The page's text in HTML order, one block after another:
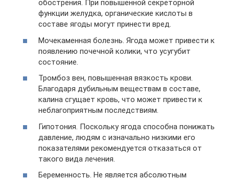
обострения. При повышенной секреторной
функции желудка, органические кислоты в
составе ягоды могут принести вред.
Мочекаменная болезнь. Ягода может привести к
появлению почечной колики, что усугубит
состояние.
Тромбоз вен, повышенная вязкость крови.
Благодаря дубильным веществам в составе,
калина сгущает кровь, что может привести к
неблагоприятным последствиям.
Гипотония. Поскольку ягода способна понижать
давление, людям с изначально низкими его
показателями рекомендуется отказаться от
такого вида лечения.
Беременность. Не является абсолютным